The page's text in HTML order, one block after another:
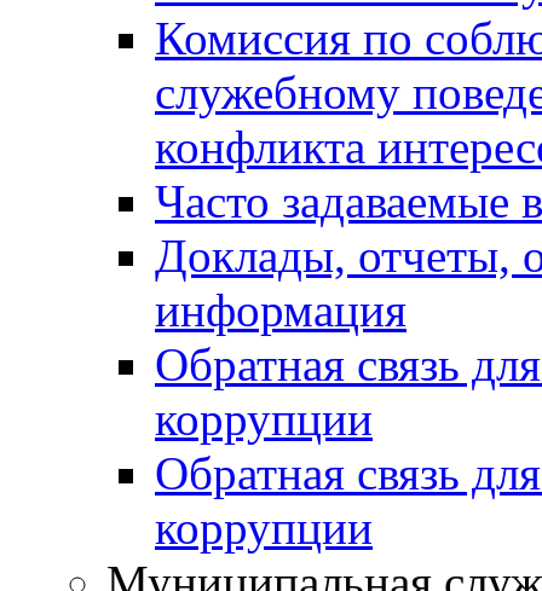
Комиссия по
служебному
конфликта
Часто задаваемые
Доклады, отчеты,
информация
Обратная связь
коррупции
Обратная связь
коррупции